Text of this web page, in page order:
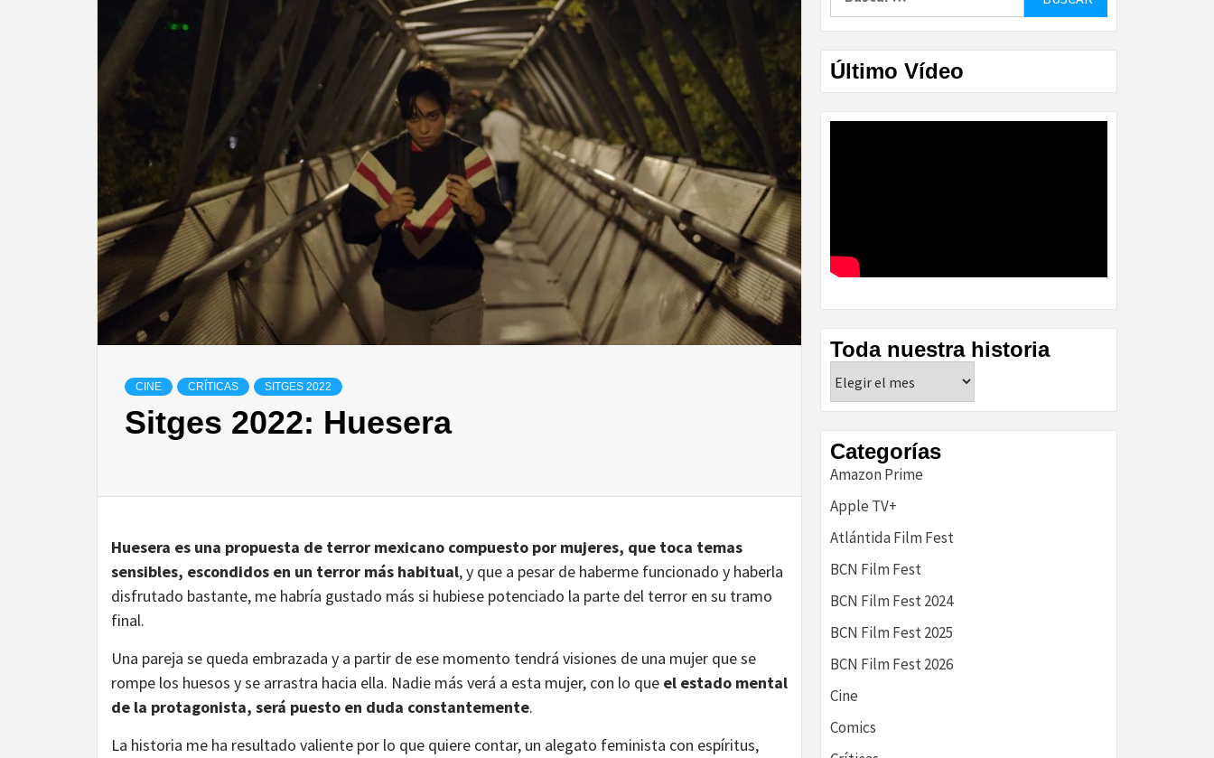
CINE CRÍTICAS SITGES 2022
Sitges 2022: Huesera
Huesera es una propuesta de terror mexicano compuesto por mujeres, que toca temas
sensibles, escondidos en un terror más habitual, y que a pesar de haberme funcionado y haberla
disfrutado bastante, me habría gustado más si hubiese potenciado la parte del terror en su tramo
final.
Una pareja se queda embrazada y a partir de ese momento tendrá visiones de una mujer que se
rompe los huesos y se arrastra hacia ella. Nadie más verá a esta mujer, con lo que el estado mental
de la protagonista, será puesto en duda constantemente.
La historia me ha resultado valiente por lo que quiere contar, un alegato feminista con espíritus,
Último Vídeo
Toda nuestra historia
nuestra
historia
Categorías
Amazon Prime
Apple TV+
Atlántida Film Fest
BCN Film Fest
BCN Film Fest 2024
BCN Film Fest 2025
BCN Film Fest 2026
Cine
Comics